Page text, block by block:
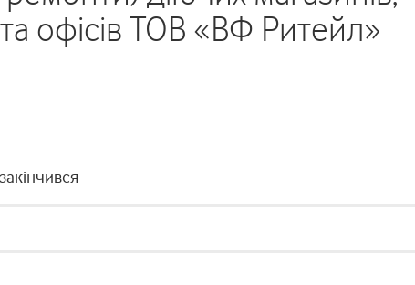
офісів ТОВ «ВФ Ритейл»